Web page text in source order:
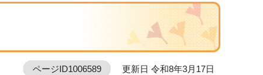
ページID1006589 更新日 令和8年3月17日